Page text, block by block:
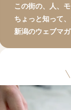
この街の、人、モ
ちょっと知って
新潟のウェブマ